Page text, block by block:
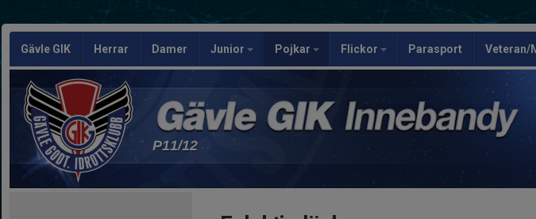
Gävle GIK Herrar Damer Junior Pojkar Flickor Parasport Veteran/
P11/12